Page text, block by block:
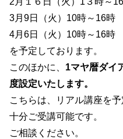
3月9日（火）10時～16
4月6日（火）10時～16
を予定しております。
このほかに、 1マヤ暦ダイ
度設定いたします。
こちらは、リアル講座を
十分ご受講可能です。
ご相談ください。